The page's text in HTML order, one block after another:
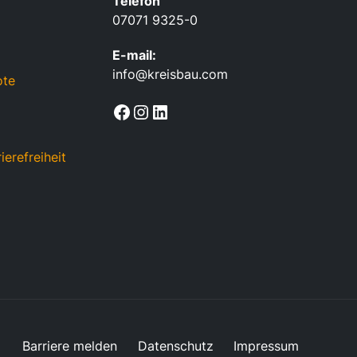
07071 9325-0
E-mail:
info@kreisbau.com
Facebook
Instagram
Barriere melden Datenschutz Impressum